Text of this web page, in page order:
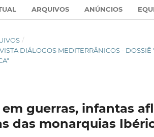
ARQUIVOS ANÚNCIOS
/
DIÁLOGOS MEDITERRÂNICOS -
em guerras, infantas
das monarquias